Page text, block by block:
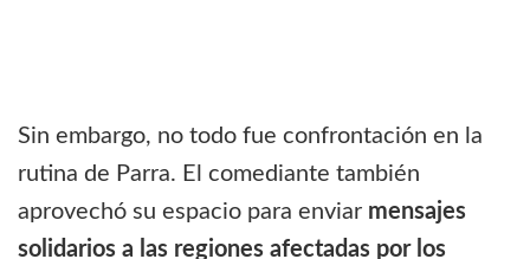
Sin embargo, no todo fue confrontación en la
rutina de Parra. El comediante también
aprovechó su espacio para enviar mensajes
solidarios a las regiones afectadas por los